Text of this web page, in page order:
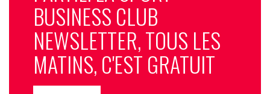
BUSINESS CLUB
NEWSLETTER, TOUS LES
MATINS, C'EST GRATUIT